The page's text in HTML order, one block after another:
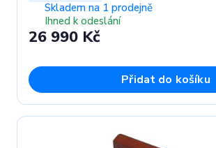
Skladem na 1 prodejně
Ihned k odeslání
26 990 Kč
Přidat do košíku